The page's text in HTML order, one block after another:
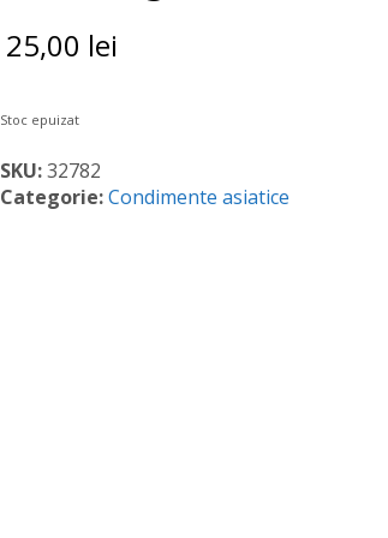
25,00 lei
Stoc epuizat
SKU:32782
Categorie:Condimente asiatice